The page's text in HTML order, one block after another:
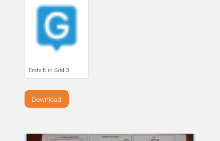
Erstellt in Grid 3
Download